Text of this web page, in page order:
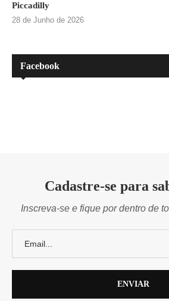
Piccadilly
28 de Junho de 2026
Facebook
Cadastre-se para
Inscreva-se e fique por dentro de